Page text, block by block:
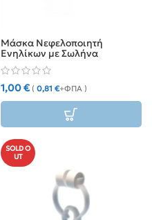
Μάσκα Νεφελοποιητή
Ενηλίκων με Σωλήνα
1,00€ ( 0,81 €+ΦΠΑ )
SOLD O
UT